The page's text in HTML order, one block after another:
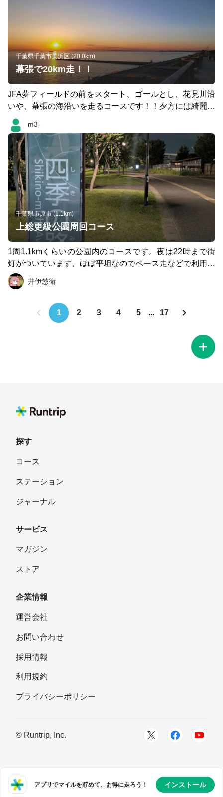
千葉県千葉市美浜区 (20.0km)
幕張で20km走！！
JFA夢フィールドの前をスタート、ゴールとし、花見川沿
いや、幕張の海沿いを走るコースです！！夕方には綺麗な
サンセットが、冬の早朝には富士山が見える絶景コース！
途中には水道があったり、改修されたトイレや更衣室もあ
ります！ 特に朝は人通りが多くないので、スピードを出
せるのが特徴！！！ 駐車場も近くにあり！ 日によっては
強豪実業団選手が走ってることも！？ そして走り終わっ
た後にはすぐ近くの幕張温泉湯楽の里でリカバリー！！！
m3-
千葉県市原市 (1.1km)
上総更級公園周回コース
1周1.1kmくらいの公園内のコースです。夜は22時まで街
灯がついています。ほぼ平坦なのでペース走などで利用し
ています。
井伊慈衛
1 2 3 4 5 ... 17
探す
コース
ステーション
ジャーナル
サービス
マガジン
ストア
企業情報
運営会社
お問い合わせ
採用情報
利用規約
プライバシーポリシー
© Runtrip, Inc.
アプリでマイルを貯めて、お得に走ろう！ インストール